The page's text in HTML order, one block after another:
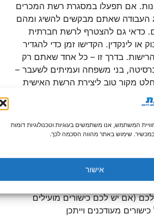
המשתמש, אנו משתמשים בעוגיות וטכנולוגיות דומות
שימוש באתר מהווה הסכמה לכך.
אישור
אם תפעלו במסגרת רשת המכרים
העבודה שאתם מבקשים להשיג ומהם
כדאי גם להצטרף לרשת חברתית
לינקדין. הקדישו זמן כדי להגדיר
בדרך זו – כל אחד שאתם רק
בני משפחה ועמיתים לשעבר –
מקור טוב ליצירת הרשת האישית
מציאת הזדמנויות לתעסוקה:
שלומד איתכם.
(אם יש לכם כישורים מועילים
מעודכנים וייתכן